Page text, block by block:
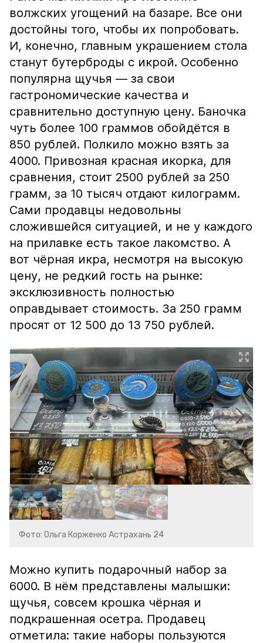
волжских угощений на базаре. Все они
достойны того, чтобы их попробовать.
И, конечно, главным украшением стола
станут бутерброды с икрой. Особенно
популярна щучья — за свои
гастрономические качества и
сравнительно доступную цену. Баночка
чуть более 100 граммов обойдётся в
850 рублей. Полкило можно взять за
4000. Привозная красная икорка, для
сравнения, стоит 2500 рублей за 250
грамм, за 10 тысяч отдают килограмм.
Сами продавцы недовольны
сложившейся ситуацией, и не у каждого
на прилавке есть такое лакомство. А
вот чёрная икра, несмотря на высокую
цену, не редкий гость на рынке:
эксклюзивность полностью
оправдывает стоимость. За 250 грамм
просят от 12 500 до 13 750 рублей.
Фото: Ольга Корженко Астрахань 24
Можно купить подарочный набор за
6000. В нём представлены малышки:
щучья, совсем крошка чёрная и
подкрашенная осетра. Продавец
отметила: такие наборы пользуются